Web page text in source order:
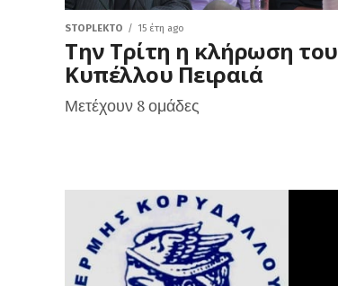
STOPLEKTO 15 έτη ago
Την Τρίτη η κλήρωση του
Κυπέλλου Πειραιά
Μετέχουν 8 ομάδες